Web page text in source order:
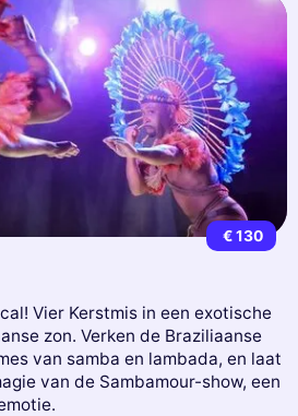
€ 130
Vier Kerstmis in een exotische
zon. Verken de Braziliaanse
van samba en lambada, en laat
van de Sambamour-show, een